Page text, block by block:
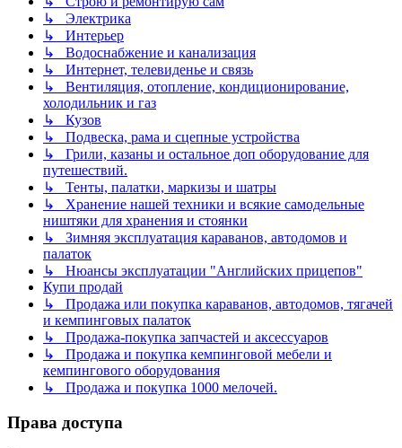
↳ Электрика
↳ Интерьер
↳ Водоснабжение и канализация
↳ Интернет, телевиденье и связь
↳ Вентиляция, отопление, кондиционирование,
холодильник и газ
↳ Кузов
↳ Подвеска, рама и сцепные устройства
↳ Грили, казаны и остальное доп оборудование для
путешествий.
↳ Тенты, палатки, маркизы и шатры
↳ Хранение нашей техники и всякие самодельные
ништяки для хранения и стоянки
↳ Зимняя эксплуатация караванов, автодомов и
палаток
↳ Нюансы эксплуатации "Английских прицепов"
Купи продай
↳ Продажа или покупка караванов, автодомов, тягачей
и кемпинговых палаток
↳ Продажа-покупка запчастей и аксессуаров
↳ Продажа и покупка кемпинговой мебели и
кемпингового оборудования
↳ Продажа и покупка 1000 мелочей.
Права доступа